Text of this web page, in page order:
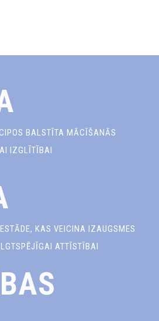
BALSTĪTA MĀCĪŠANĀS
IZGLĪTĪBAI
KAS VEICINA IZAUGSMES
ATTĪSTĪBAI